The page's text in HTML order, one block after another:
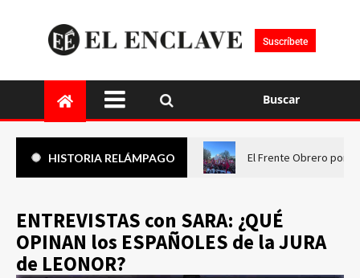
Suscríbete
Buscar
HISTORIA RELÁMPAGO El Frente Obrero pone
ENTREVISTAS con SARA: ¿QUÉ
OPINAN los ESPAÑOLES de la JURA
de LEONOR?